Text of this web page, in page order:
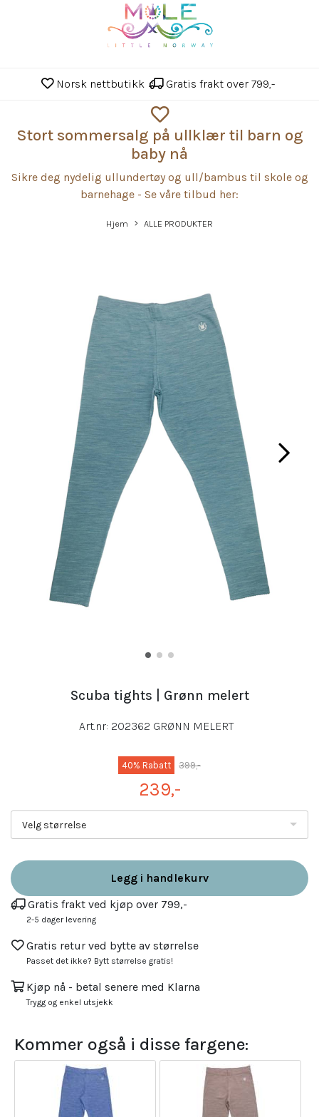
Norsk nettbutikk Gratis frakt over 799,-
Stort sommersalg på ullklær til barn og
baby nå
Sikre deg nydelig ullundertøy og ull/bambus til skole og
barnehage - Se våre tilbud her:
Hjem ALLE PRODUKTER
Scuba tights | Grønn melert
Art.nr: 202362 GRØNN MELERT
40% Rabatt 399,-
239,-
Velg størrelse
Legg i handlekurv
Gratis frakt ved kjøp over 799,-
2-5 dager levering
Gratis retur ved bytte av størrelse
Passet det ikke? Bytt størrelse gratis!
Kjøp nå - betal senere med Klarna
Trygg og enkel utsjekk
Kommer også i disse fargene: